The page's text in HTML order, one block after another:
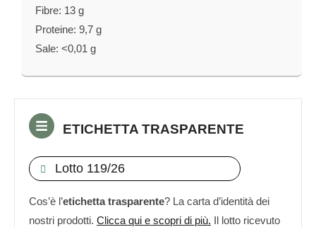
Fibre: 13 g
Proteine: 9,7 g
Sale: <0,01 g
ETICHETTA TRASPARENTE
Lotto 119/26
Cos’è l’etichetta trasparente? La carta d’identità dei
nostri prodotti. Clicca qui e scopri di più. Il lotto ricevuto